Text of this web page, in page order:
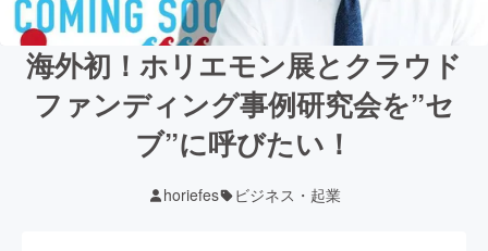
海外初！ホリエモン展とクラウド
ファンディング事例研究会を”セ
ブ”に呼びたい！
horiefes ビジネス・起業